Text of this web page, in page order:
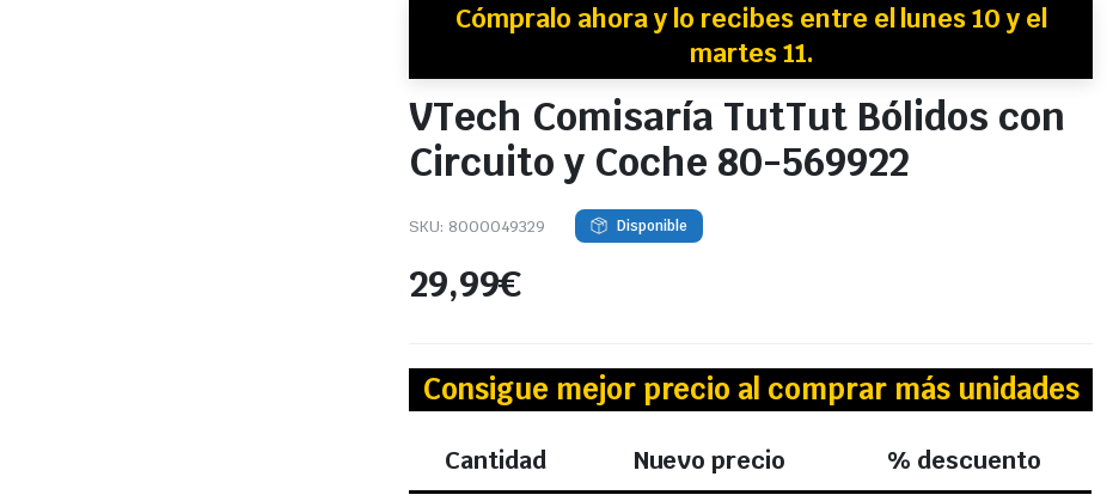
Cómpralo ahora y lo recibesentre el lunes 10 y el
martes 11.
VTech Comisaría TutTut Bólidos con
Circuito y Coche 80-569922
SKU: 8000049329 Disponible
29,99€
Consigue mejor precio al comprar más unidades
Cantidad Nuevo precio % descuento